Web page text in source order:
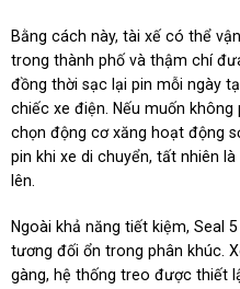
Bằng cách này, tài xế có thể
trong thành phố và thậm chí
đồng thời sạc lại pin mỗi ngày
chiếc xe điện. Nếu muốn
chọn động cơ xăng hoạt động
pin khi xe di chuyển, tất nhiên
lên.
Ngoài khả năng tiết kiệm, Seal
tương đối ổn trong phân khúc.
gàng, hệ thống treo được thiết